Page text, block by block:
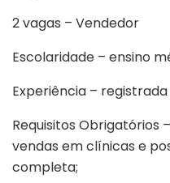
2 vagas – Vendedor
Escolaridade – ensino
Experiência –
Requisitos Obrigatórios
vendas em clínicas e
completa;